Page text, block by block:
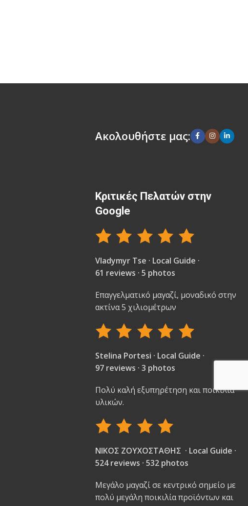
Ακολουθήστε μας:
Κριτικές Πελατών στην
Google
Vladymyr Tse · Local Guide ·
61 reviews · 5 photos
Επαγγελματικό μαγαζί, μοναδικό στην
ακτίνα 5 χιλιομέτρων
Stelina Portesi · Local Guide ·
97 reviews · 3 photos
Πολύ καλή εξυπηρέτηση και ποικιλία
υλικών.
ΝΙΚΟΣ ΖΟΥΧΟΣΤΑΘΗΣ · Local Guide ·
524 reviews · 532 photos
Μεγάλο μαγαζί σε κεντρικό σημείο με
πολύ μεγάλη ποικιλία προϊόντων και